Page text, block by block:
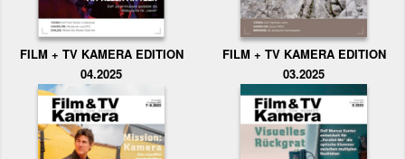
FILM + TV KAMERA EDITION
04.2025
FILM + TV KAMERA EDITION
03.2025